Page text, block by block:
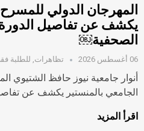
المهرجان الدولي
الصحفية￼
06 أغسطس 2026 تظاهرات, للطلبة
أنوار جامعية نيوز حافظ الشتيوي
الجامعي بالمنستير يكشف عن تفاصيل
اقرأ المزيد